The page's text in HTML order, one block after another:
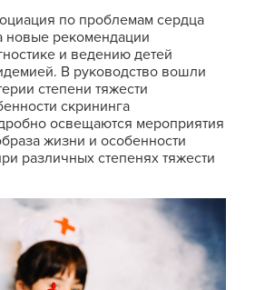
по проблемам сердца
новые рекомендации
и ведению детей
В руководство вошли
степени тяжести
скрининга
освещаются мероприятия
жизни и особенности
различных степенях тяжести